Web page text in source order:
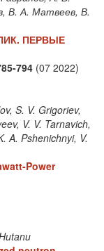
В. А. Матвеев, В.
ПЕРВЫЕ
794 (07 2022)
S. V. Grigoriev,
V. V. Tarnavich,
A. Pshenichnyi, V.
Power